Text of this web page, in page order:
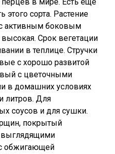
в мире. Есть еще
этого сорта. Растение
активным боковым
Срок вегетации
в теплице. Стручки
с хорошо развитой
с цветочными
в домашних условиях
литров. Для
соусов и для сушки.
покрытый
обжигающей